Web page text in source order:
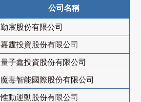
公司名稱
勤宸股份有限公司
嘉霆投資股份有限公司
量子鑫投資股份有限公司
魔毒智能國際股份有限公司
惟動運動股份有限公司